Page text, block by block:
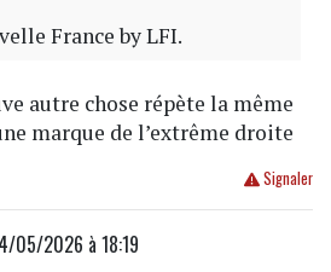
France by LFI.
autre chose répète la même
marque de l’extrême droite
Signaler
05/2026 à 18:19